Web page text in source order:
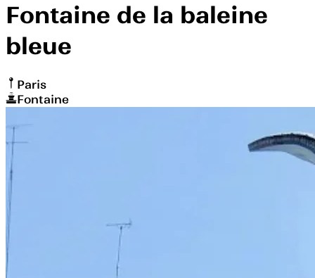
Fontaine de la baleine
bleue
Paris
Fontaine